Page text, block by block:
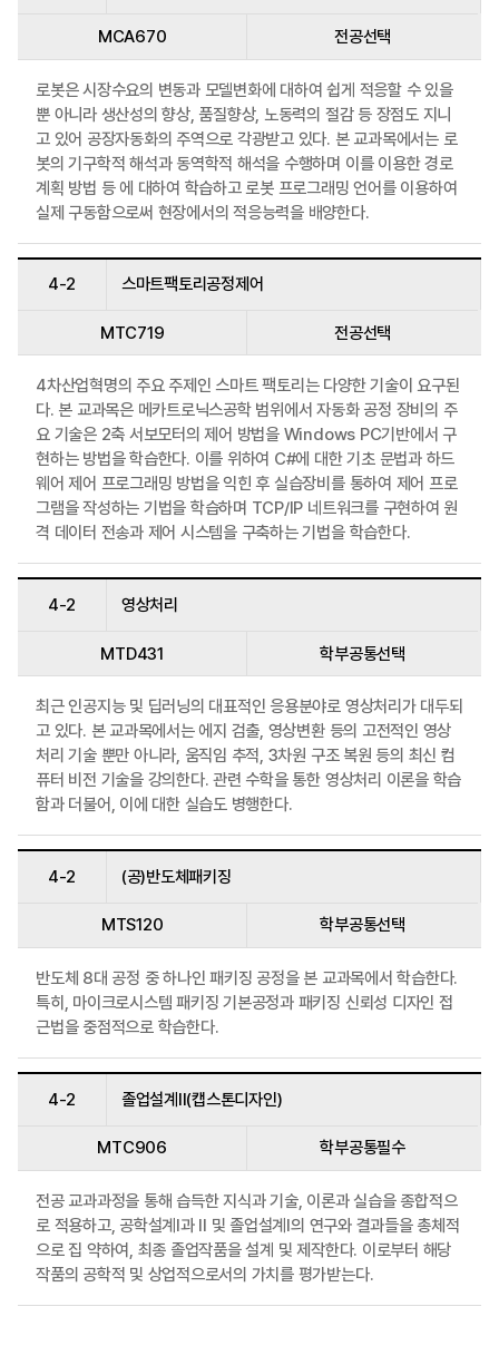
MCA670 전공선택
로봇은 시장수요의 변동과 모델변화에 대하여 쉽게 적응할 수 있을
뿐 아니라 생산성의 향상, 품질향상, 노동력의 절감 등 장점도 지니
고 있어 공장자동화의 주역으로 각광받고 있다. 본 교과목에서는 로
봇의 기구학적 해석과 동역학적 해석을 수행하며 이를 이용한 경로
계획 방법 등 에 대하여 학습하고 로봇 프로그래밍 언어를 이용하여
실제 구동함으로써 현장에서의 적응능력을 배양한다.
4-2 스마트팩토리공정제어
MTC719 전공선택
4차산업혁명의 주요 주제인 스마트 팩토리는 다양한 기술이 요구된
다. 본 교과목은 메카트로닉스공학 범위에서 자동화 공정 장비의 주
요 기술은 2축 서보모터의 제어 방법을 Windows PC기반에서 구
현하는 방법을 학습한다. 이를 위하여 C#에 대한 기초 문법과 하드
웨어 제어 프로그래밍 방법을 익힌 후 실습장비를 통하여 제어 프로
그램을 작성하는 기법을 학습하며 TCP/IP 네트워크를 구현하여 원
격 데이터 전송과 제어 시스템을 구축하는 기법을 학습한다.
4-2 영상처리
MTD431 학부공통선택
최근 인공지능 및 딥러닝의 대표적인 응용분야로 영상처리가 대두되
고 있다. 본 교과목에서는 에지 검출, 영상변환 등의 고전적인 영상
처리 기술 뿐만 아니라, 움직임 추적, 3차원 구조 복원 등의 최신 컴
퓨터 비전 기술을 강의한다. 관련 수학을 통한 영상처리 이론을 학습
함과 더불어, 이에 대한 실습도 병행한다.
4-2 (공)반도체패키징
MTS120 학부공통선택
반도체 8대 공정 중 하나인 패키징 공정을 본 교과목에서 학습한다.
특히, 마이크로시스템 패키징 기본공정과 패키징 신뢰성 디자인 접
근법을 중점적으로 학습한다.
4-2 졸업설계II(캡스톤디자인)
MTC906 학부공통필수
전공 교과과정을 통해 습득한 지식과 기술, 이론과 실습을 종합적으
로 적용하고, 공학설계I과 II 및 졸업설계I의 연구와 결과들을 총체적
으로 집 약하여, 최종 졸업작품을 설계 및 제작한다. 이로부터 해당
작품의 공학적 및 상업적으로서의 가치를 평가받는다.